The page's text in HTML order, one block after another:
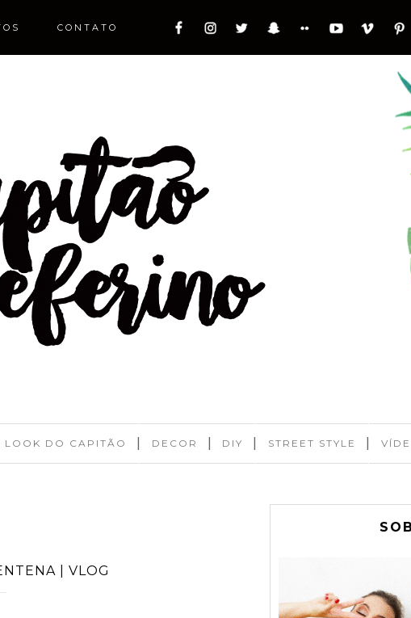
LOOK DO CAPITÃO | DECOR | DIY | STREET STYLE |
CONTATO
| VLOG